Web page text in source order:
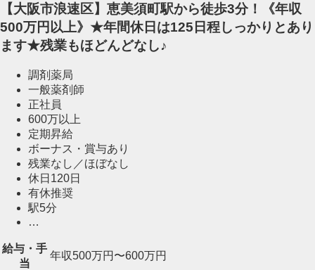
【大阪市浪速区】恵美須町駅から徒歩3分！《年収
500万円以上》★年間休日は125日程しっかりとあり
ます★残業もほどんどなし♪
調剤薬局
一般薬剤師
正社員
600万以上
定期昇給
ボーナス・賞与あり
残業なし／ほぼなし
休日120日
有休推奨
駅5分
…
給与・手
当
年収500万円〜600万円